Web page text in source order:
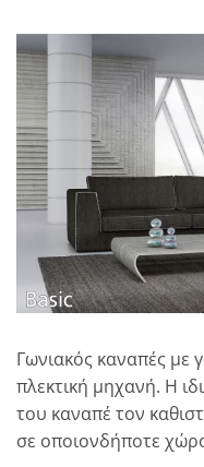
Γωνιακός καναπές με
πλεκτική μηχανή. Η
του καναπέ τον
σε οποιονδήποτε